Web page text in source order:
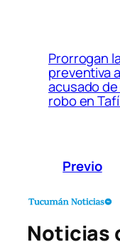
Prorrogan
preventiva
acusado
robo en
Previo
Noticias